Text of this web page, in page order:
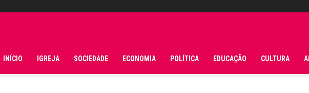
INÍCIO IGREJA SOCIEDADE ECONOMIA POLÍTICA EDUCAÇÃO CULTURA